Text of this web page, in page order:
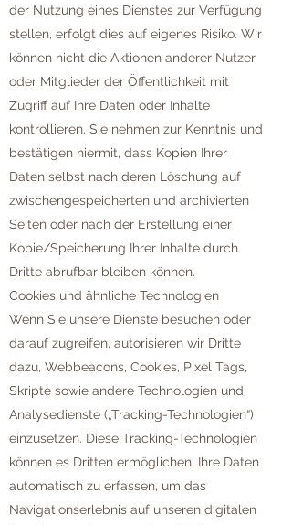
der Nutzung eines Dienstes zur Verfügung
stellen, erfolgt dies auf eigenes Risiko. Wir
können nicht die Aktionen anderer Nutzer
oder Mitglieder der Öffentlichkeit mit
Zugriff auf Ihre Daten oder Inhalte
kontrollieren. Sie nehmen zur Kenntnis und
bestätigen hiermit, dass Kopien Ihrer
Daten selbst nach deren Löschung auf
zwischengespeicherten und archivierten
Seiten oder nach der Erstellung einer
Kopie/Speicherung Ihrer Inhalte durch
Dritte abrufbar bleiben können.
Cookies und ähnliche Technologien
Wenn Sie unsere Dienste besuchen oder
darauf zugreifen, autorisieren wir Dritte
dazu, Webbeacons, Cookies, Pixel Tags,
Skripte sowie andere Technologien und
Analysedienste („Tracking-Technologien“)
einzusetzen. Diese Tracking-Technologien
können es Dritten ermöglichen, Ihre Daten
automatisch zu erfassen, um das
Navigationserlebnis auf unseren digitalen